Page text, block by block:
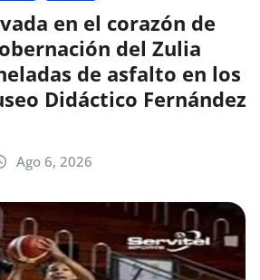
en el corazón de
del Zulia
de asfalto en los
Didáctico Fernández
Ago 6, 2026